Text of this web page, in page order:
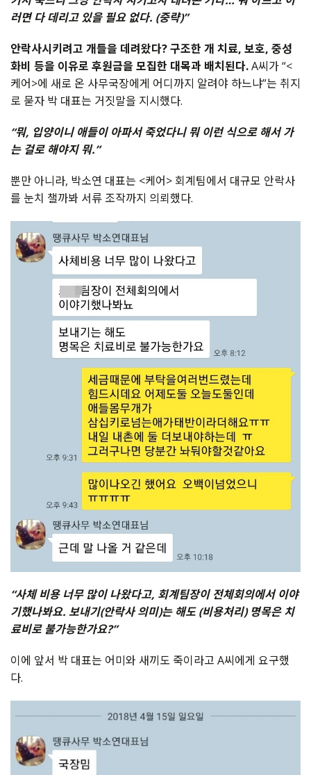
러면 다 데리고 있을 필요 없다. (중략)”
안락사시키려고 개들을 데려왔다? 구조한 개 치료, 보호, 중성
화비 등을 이유로 후원금을 모집한 대목과 배치된다.A씨가 “<
케어>에 새로 온 사무국장에게 어디까지 알려야 하느냐”는 취지
로 묻자 박 대표는 거짓말을 지시했다.
“뭐, 입양이니 애들이 아파서 죽었다니 뭐 이런 식으로 해서 가
는 걸로 해야지 뭐.”
뿐만 아니라, 박소연 대표는 <케어> 회계팀에서 대규모 안락사
를 눈치 챌까봐 서류 조작까지 의뢰했다.
“사체 비용 너무 많이 나왔다고, 회계팀장이 전체회의에서 이야
기했나봐요. 보내기(안락사 의미)는 해도 (비용처리) 명목은 치
료비로 불가능한가요?”
이에 앞서 박 대표는 어미와 새끼도 죽이라고 A씨에게 요구했
다.